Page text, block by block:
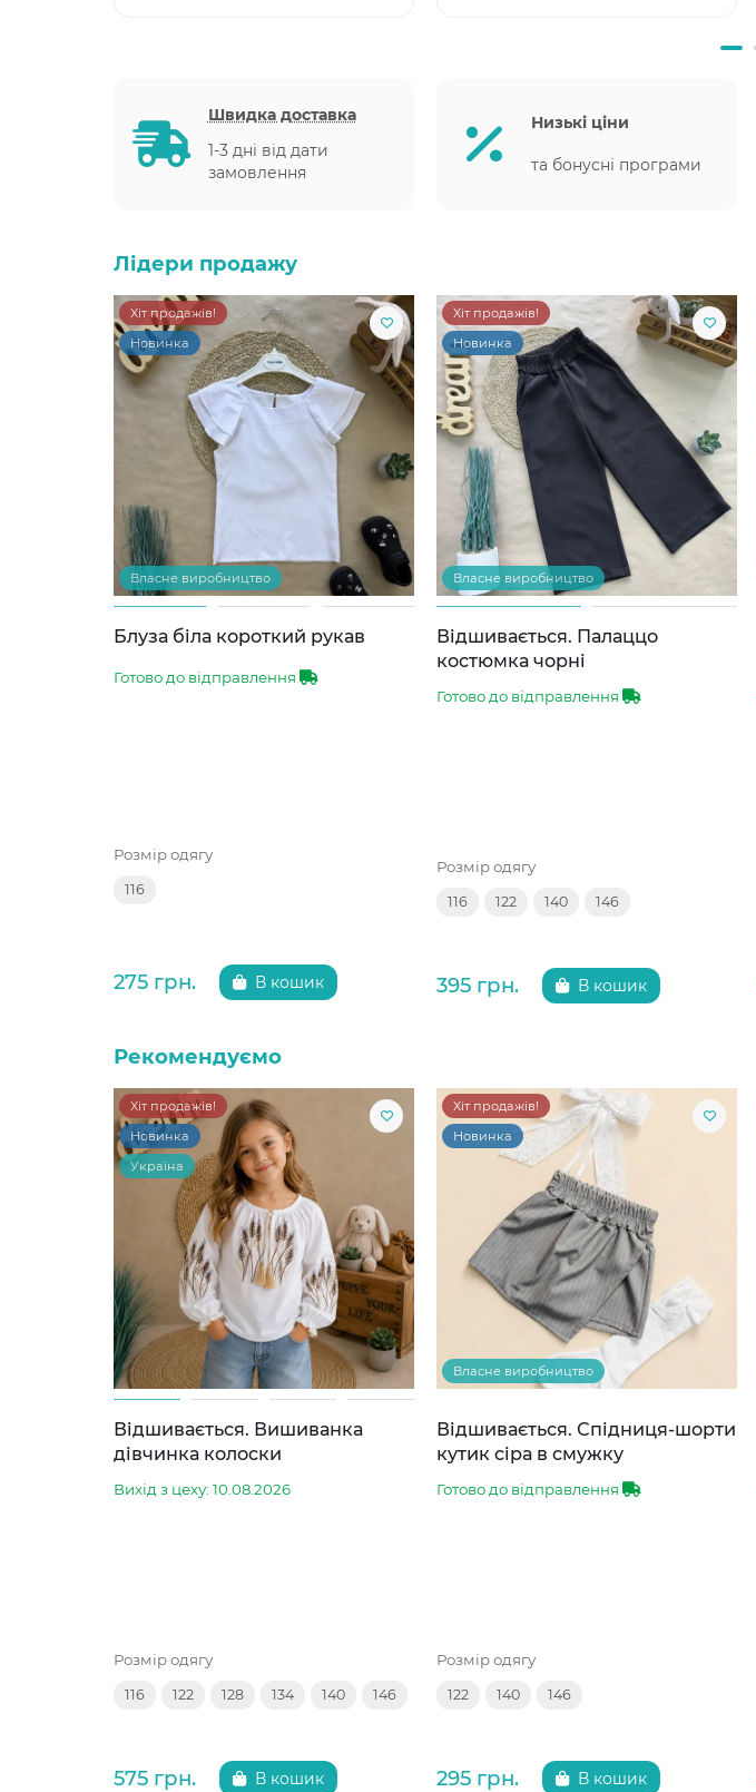
Швидка доставка
1-3 дні від дати
замовлення
Низькі ціни
та бонусні програми
Лідери продажу
Хіт продажів!
Новинка
Власне виробництво
Блуза біла короткий рукав
Готово до відправлення
Розмір одягу
116
275 грн. В кошик
Хіт продажів!
Новинка
Власне виробництво
Відшивається. Палаццо
костюмка чорні
Готово до відправлення
Розмір одягу
116 122 140 146
395 грн. В кошик
Рекомендуємо
Хіт продажів!
Новинка
Україна
Відшивається. Вишиванка
дівчинка колоски
Вихід з цеху: 10.08.2026
Розмір одягу
116 122 128 134 140 146
575 грн. В кошик
Хіт продажів!
Новинка
Власне виробництво
Відшивається. Спідниця-шорти
кутик сіра в смужку
Готово до відправлення
Розмір одягу
122 140 146
295 грн. В кошик